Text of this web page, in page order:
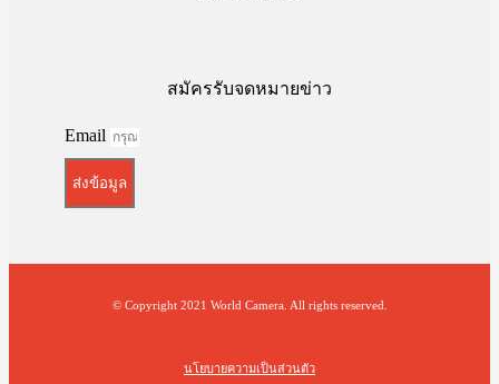
สมัครรับจดหมายข่าว
Email
ส่งข้อมูล
© Copyright 2021 World Camera. All rights reserved.
นโยบายความเป็นส่วนตัว